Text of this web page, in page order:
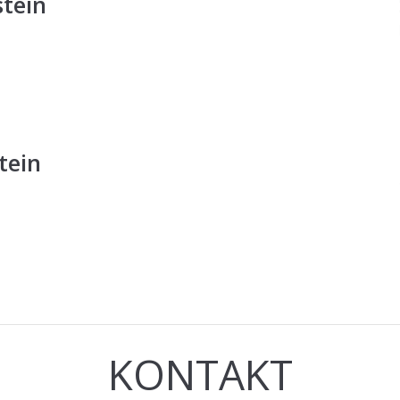
KONTAKT